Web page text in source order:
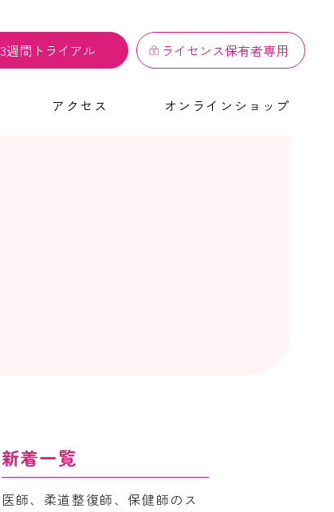
3週間トライアル ライセンス保有者専用
アクセス オンラインショップ
新着一覧
医師、柔道整復師、保健師のス